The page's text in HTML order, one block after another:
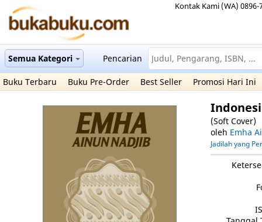
Kontak Kami (WA) 0896-
Semua Kategori Pencarian
Buku Terbaru Buku Pre-Order Best Seller Promosi Hari Ini
(Soft Cover)
oleh Emha
Jadilah yang